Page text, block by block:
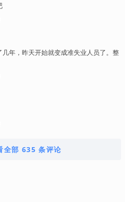
年，昨天开始就变成准失业人员了。整
全部 635 条评论